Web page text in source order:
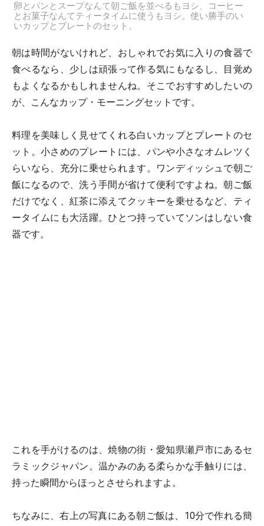
卵とパンとスープなんて朝ご飯を並べるもヨシ、コーヒー
とお菓子なんてティータイムに使うもヨシ。使い勝手のい
いカップとプレートのセット。
朝は時間がないけれど、おしゃれでお気に入りの食器で
食べるなら、少しは頑張って作る気にもなるし、目覚め
もよくなるかもしれませんね。そこでおすすめしたいの
が、こんなカップ・モーニングセットです。
料理を美味しく見せてくれる白いカップとプレートのセ
ット。小さめのプレートには、パンや小さなオムレツく
らいなら、充分に乗せられます。ワンディッシュで朝ご
飯になるので、洗う手間が省けて便利ですよね。朝ご飯
だけでなく、紅茶に添えてクッキーを乗せるなど、ティ
ータイムにも大活躍。ひとつ持っていてソンはしない食
器です。
これを手がけるのは、焼物の街・愛知県瀬戸市にあるセ
ラミックジャパン。温かみのある柔らかな手触りには、
持った瞬間からほっとさせられますよ。
ちなみに、右上の写真にある朝ご飯は、10分で作れる簡